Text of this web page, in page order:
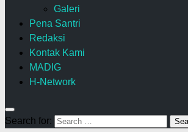
Galeri
Pena Santri
Redaksi
Kontak Kami
MADIG
H-Network
Search for: